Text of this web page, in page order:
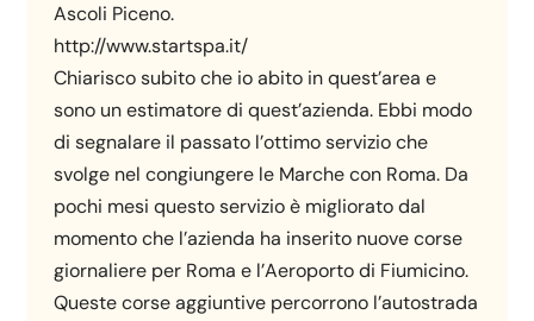
Ascoli Piceno.
http://www.startspa.it/
Chiarisco subito che io abito in quest’area e
sono un estimatore di quest’azienda. Ebbi modo
di segnalare il passato l’ottimo servizio che
svolge nel congiungere le Marche con Roma. Da
pochi mesi questo servizio è migliorato dal
momento che l’azienda ha inserito nuove corse
giornaliere per Roma e l’Aeroporto di Fiumicino.
Queste corse aggiuntive percorrono l’autostrada